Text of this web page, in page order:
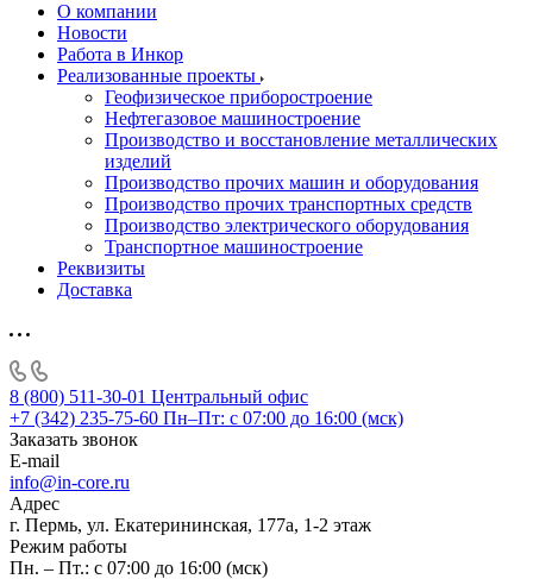
О компании
Новости
Работа в Инкор
Реализованные проекты
Геофизическое приборостроение
Нефтегазовое машиностроение
Производство и восстановление металлических
изделий
Производство прочих машин и оборудования
Производство прочих транспортных средств
Производство электрического оборудования
Транспортное машиностроение
Реквизиты
Доставка
8 (800) 511-30-01 Центральный офис
+7 (342) 235-75-60 Пн–Пт: с 07:00 до 16:00 (мск)
Заказать звонок
E-mail
info@in-core.ru
Адрес
г. Пермь, ул. ​Екатерининская, 177а, ​1-2 этаж
Режим работы
Пн. – Пт.: с 07:00 до 16:00 (мск)